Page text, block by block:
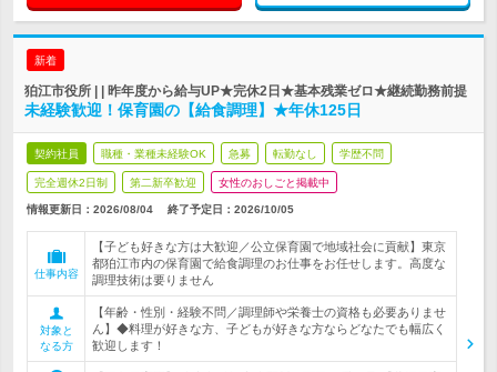
新着
狛江市役所 | | 昨年度から給与UP★完休2日★基本残業ゼロ★継続勤務前提
未経験歓迎！保育園の【給食調理】★年休125日
契約社員 職種・業種未経験OK 急募 転勤なし 学歴不問
完全週休2日制 第二新卒歓迎 女性のおしごと掲載中
情報更新日：2026/08/04 終了予定日： 2026/10/05
仕事内容
【子ども好きな方は大歓迎／公立保育園で地域社会に貢献】東京
都狛江市内の保育園で給食調理のお仕事をお任せします。高度な
調理技術は要りません
対象と
なる方
【年齢・性別・経験不問／調理師や栄養士の資格も必要ありませ
ん】◆料理が好きな方、子どもが好きな方ならどなたでも幅広く
歓迎します！